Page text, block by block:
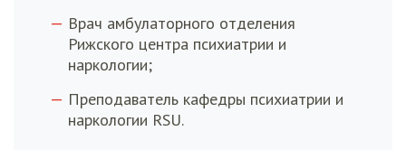
Врач амбулаторного отделения
Рижского центра психиатрии и
наркологии;
Преподаватель кафедры психиатрии и
наркологии RSU.